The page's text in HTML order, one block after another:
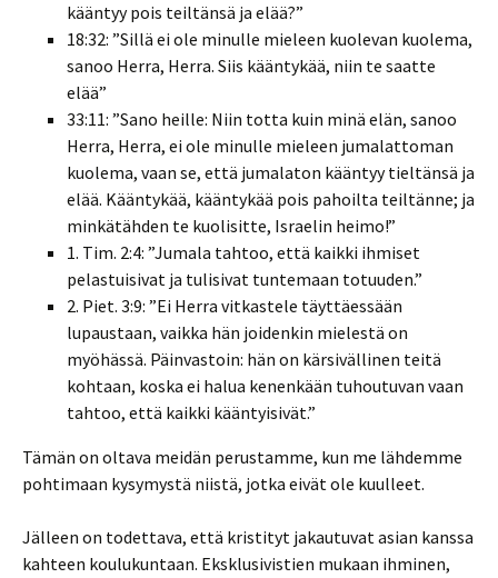
kääntyy pois teiltänsä ja elää?”
18:32: ”Sillä ei ole minulle mieleen kuolevan kuolema,
sanoo Herra, Herra. Siis kääntykää, niin te saatte
elää”
33:11: ”Sano heille: Niin totta kuin minä elän, sanoo
Herra, Herra, ei ole minulle mieleen jumalattoman
kuolema, vaan se, että jumalaton kääntyy tieltänsä ja
elää. Kääntykää, kääntykää pois pahoilta teiltänne; ja
minkätähden te kuolisitte, Israelin heimo!”
1. Tim. 2:4: ”Jumala tahtoo, että kaikki ihmiset
pelastuisivat ja tulisivat tuntemaan totuuden.”
2. Piet. 3:9: ”Ei Herra vitkastele täyttäessään
lupaustaan, vaikka hän joidenkin mielestä on
myöhässä. Päinvastoin: hän on kärsivällinen teitä
kohtaan, koska ei halua kenenkään tuhoutuvan vaan
tahtoo, että kaikki kääntyisivät.”
Tämän on oltava meidän perustamme, kun me lähdemme
pohtimaan kysymystä niistä, jotka eivät ole kuulleet.
Jälleen on todettava, että kristityt jakautuvat asian kanssa
kahteen koulukuntaan. Eksklusivistien mukaan ihminen,